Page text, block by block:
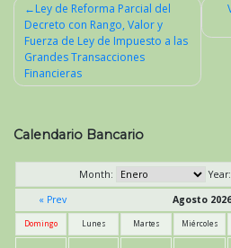
Navegación
de
entradas
Ley de Reforma Parcial del
Decreto con Rango, Valor y
Fuerza de Ley de Impuesto a las
Grandes Transacciones
Financieras
Calendario Bancario
Month:
Year:
« Prev
Agosto 2026
Domingo Lunes Martes Miércoles